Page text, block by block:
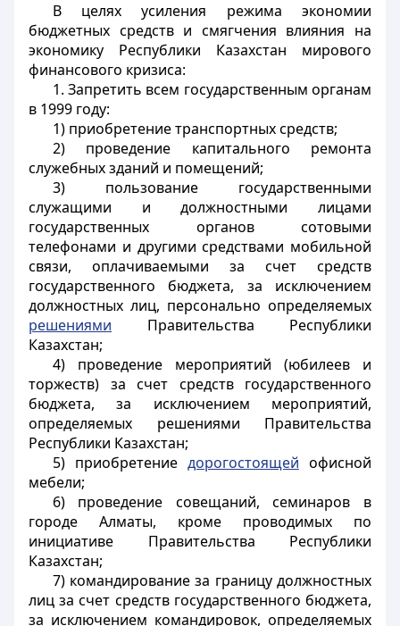
В целях усиления режима экономии
бюджетных средств и смягчения влияния на
экономику Республики Казахстан мирового
финансового кризиса:
1. Запретить всем государственным органам
в 1999 году:
1) приобретение транспортных средств;
2) проведение капитального ремонта
служебных зданий и помещений;
3) пользование государственными
служащими и должностными лицами
государственных органов сотовыми
телефонами и другими средствами мобильной
связи, оплачиваемыми за счет средств
государственного бюджета, за исключением
должностных лиц, персонально определяемых
решениями Правительства Республики
Казахстан;
4) проведение мероприятий (юбилеев и
торжеств) за счет средств государственного
бюджета, за исключением мероприятий,
определяемых решениями Правительства
Республики Казахстан;
5) приобретение дорогостоящей офисной
мебели;
6) проведение совещаний, семинаров в
городе Алматы, кроме проводимых по
инициативе Правительства Республики
Казахстан;
7) командирование за границу должностных
лиц за счет средств государственного бюджета,
за исключением командировок, определяемых